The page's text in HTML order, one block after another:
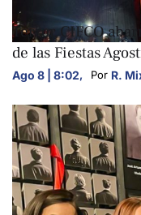
ARTE Y CULTURA
Terror CIFCO
de las Fiestas
Ago 8 | 8:02, Por R.